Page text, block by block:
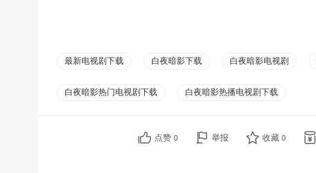
最新电视剧下载 白夜暗影下载 白夜暗影电视剧
白夜暗影热门电视剧下载 白夜暗影热播电视剧下载
点赞 0 举报 收藏 0